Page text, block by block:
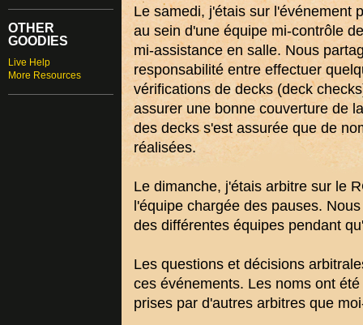
OTHER
GOODIES
Live Help
More Resources
Le samedi, j'étais sur l'événement
au sein d'une équipe mi-contrôle
mi-assistance en salle. Nous
responsabilité entre effectuer
vérifications de decks (deck
assurer une bonne couverture de
des decks s'est assurée que de
réalisées.
Le dimanche, j'étais arbitre sur le
l'équipe chargée des pauses.
des différentes équipes pendant
Les questions et décisions
ces événements. Les noms ont
prises par d'autres arbitres que